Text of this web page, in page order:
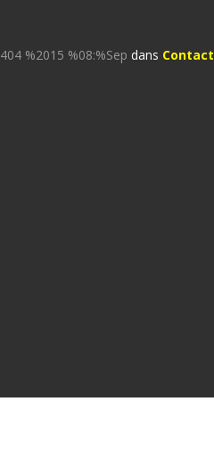
%2015 %08:%Sep dans Contact